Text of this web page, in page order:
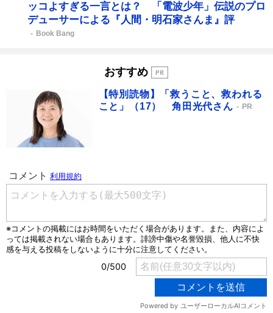
ッコよすぎる一言とは？ 「電波少年」伝説のプロ
デューサーによる『人間・明石家さんま』評
Book Bang
おすすめ
【特別読物】「救うこと、救われる
こと」（17） 角田光代さん
PR